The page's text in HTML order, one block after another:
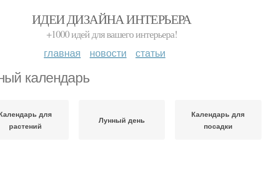
ИДЕИ ДИЗАЙНА ИНТЕРЬЕРА
+1000 идей для вашего интерьера!
главная новости статьи
календарь
для
растений
Лунный день
Календарь для
посадки